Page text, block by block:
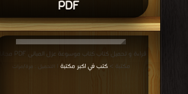
PDF
قراءة و تحميل كتاب كتاب موسوعة عزل المبانى PDF مجانا |
مكتبة >كتب في اكبر مكتبة | التحميل : مرة/مرات